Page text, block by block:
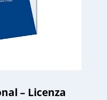
– Licenza